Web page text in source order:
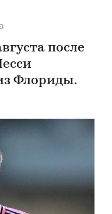
после
Флориды.